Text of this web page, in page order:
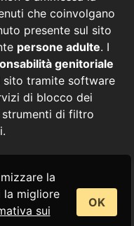
che coinvolgano
presente sul sito
persone adulte. I
genitoriale
sito tramite software
di blocco dei
di filtro
la
migliore
sui
OK